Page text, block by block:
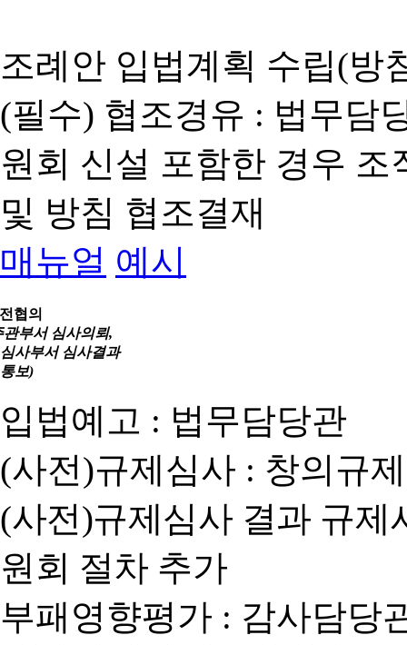
조례안 입법계획 수립(방
(필수) 협조경유 : 법무담
원회 신설 포함한 경우
및 방침 협조결재
매뉴얼 예시
협의
관부서 심사의뢰,
심사부서 심사결과
통보)
입법예고 : 법무담당관
(사전)규제심사 : 창의규
(사전)규제심사 결과 규
원회 절차 추가
부패영향평가 : 감사담당